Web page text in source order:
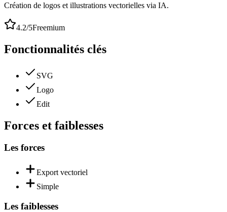
Création de logos et illustrations vectorielles via IA.
4.2/5Freemium
Fonctionnalités clés
SVG
Logo
Edit
Forces et faiblesses
Les forces
Export vectoriel
Simple
Les faiblesses